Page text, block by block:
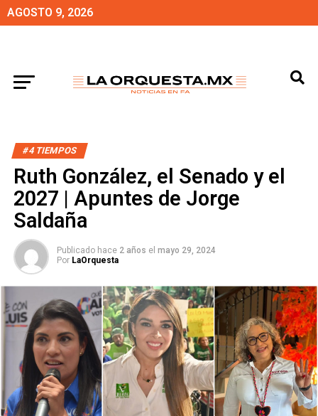
AGOSTO 9, 2026
#4 TIEMPOS
Ruth González, el Senado y el
2027 | Apuntes de Jorge
Saldaña
Publicado hace 2 años el mayo 29, 2024
Por LaOrquesta